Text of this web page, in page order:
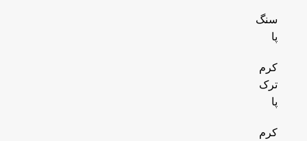
سنگ
پا
کرم
ترک
پا
کرم